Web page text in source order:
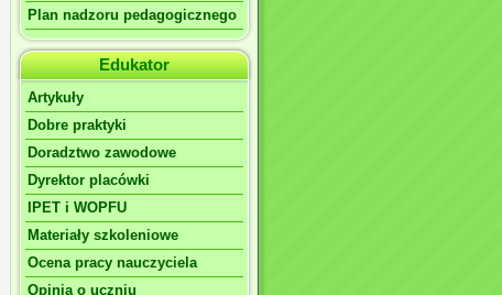
Plan nadzoru pedagogicznego
Edukator
Artykuły
Dobre praktyki
Doradztwo zawodowe
Dyrektor placówki
IPET i WOPFU
Materiały szkoleniowe
Ocena pracy nauczyciela
Opinia o uczniu